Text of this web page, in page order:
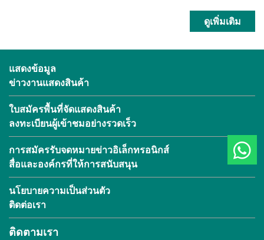
ดูเพิ่มเติม
แสดงข้อมูล
ข่าวงานแสดงสินค้า
ใบสมัครพื้นที่จัดแสดงสินค้า
ลงทะเบียนผู้เข้าชมอย่างรวดเร็ว
การสมัครรับจดหมายข่าวอิเล็กทรอนิกส์
สื่อและองค์กรที่ให้การสนับสนุน
นโยบายความเป็นส่วนตัว
ติดต่อเรา
ติดตามเรา